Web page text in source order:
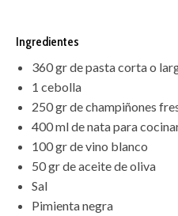
Ingredientes
360 gr de pasta corta o
1 cebolla
250 gr de champiñones
400 ml de nata para
100 gr de vino blanco
50 gr de aceite de oliva
Sal
Pimienta negra